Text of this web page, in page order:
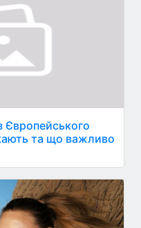
Європейського
та що важливо